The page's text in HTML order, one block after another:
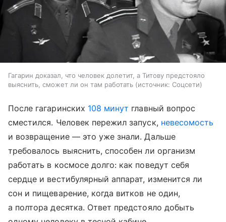
Гагарин доказал, что человек долетит, а Титову предстояло
выяснить, сможет ли он там работать
источник: Соцсети
После гагаринских 108 минут главный вопрос
сместился. Человек пережил запуск, невесомость
и возвращение — это уже знали. Дальше
требовалось выяснить, способен ли организм
работать в космосе долго: как поведут себя
сердце и вестибулярный аппарат, изменится ли
сон и пищеварение, когда витков не один,
а полтора десятка. Ответ предстояло добыть